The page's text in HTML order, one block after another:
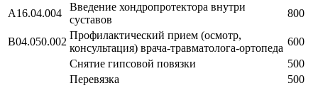
A16.04.004
Введение хондропротектора внутри
суставов
800
B04.050.002
Профилактический прием (осмотр,
консультация) врача-травматолога-ортопеда
600
Снятие гипсовой повязки
500
Перевязка
500